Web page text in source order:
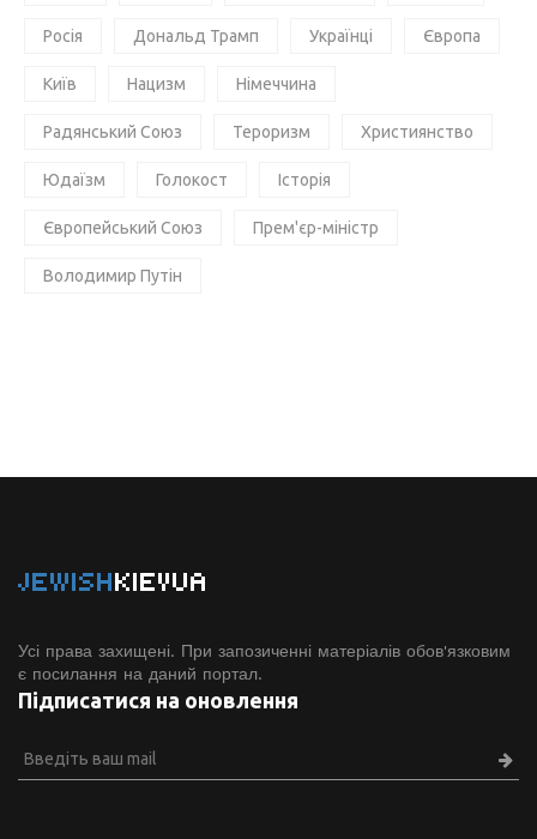
Росія Дональд Трамп Українці Європа
Київ Нацизм Німеччина
Радянський Союз Тероризм Християнство
Юдаїзм Голокост Історія
Європейський Союз Прем'єр-міністр
Володимир Путін
JEWISHKIEVUA
Усі права захищені. При запозиченні матеріалів обов'язковим
є посилання на даний портал.
Підписатися на оновлення